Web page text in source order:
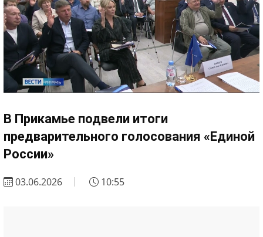
В Прикамье подвели итоги
предварительного голосования «Единой
России»
03.06.2026 10:55